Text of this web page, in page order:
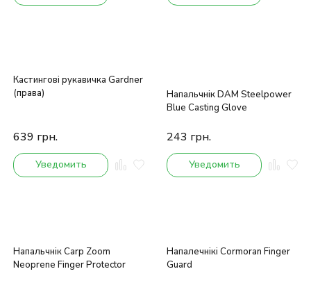
Кастингові рукавичка Gardner
(права)
639 грн.
Уведомить
Напальчнік DAM Steelpower
Blue Casting Glove
243 грн.
Уведомить
Напальчнік Carp Zoom
Neoprene Finger Protector
Напалечнікі Cormoran Finger
Guard